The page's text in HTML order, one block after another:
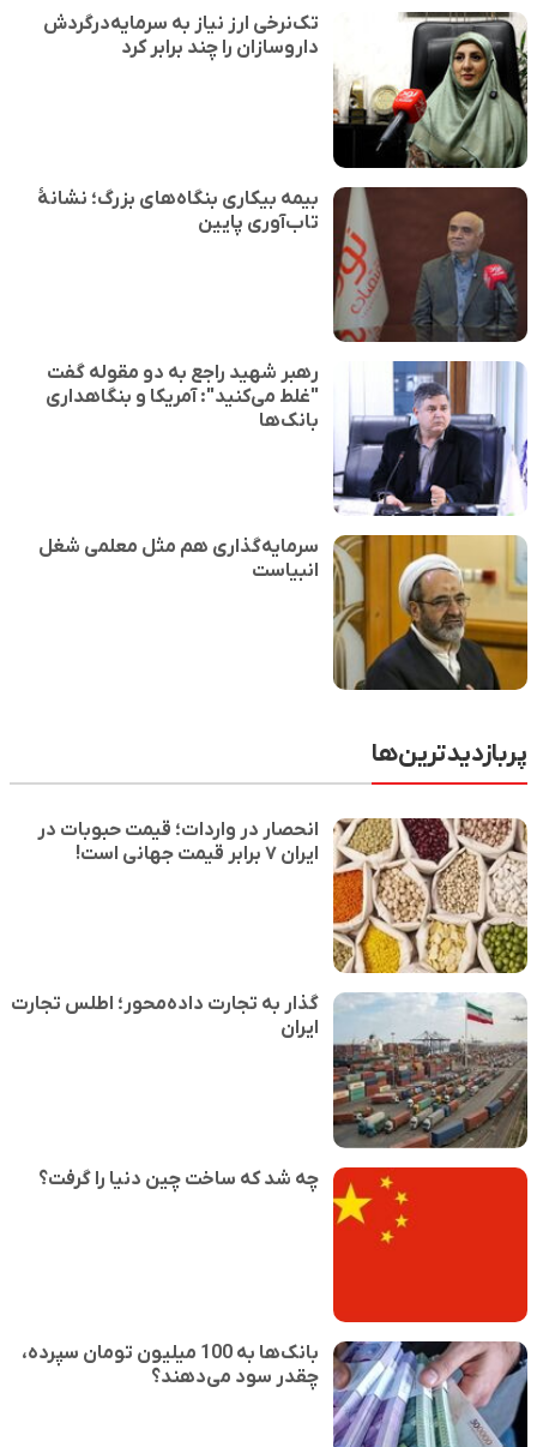
تک‌نرخی ارز نیاز به سرمایه‌درگردش
داروسازان را چند برابر کرد
بیمه بیکاری بنگاه‌های بزرگ؛ نشانهٔ
تاب‌آوری پایین
رهبر شهید راجع به دو مقوله گفت
"غلط می‌کنید": آمریکا و بنگاهداری
بانک‌ها
سرمایه‌گذاری هم مثل معلمی شغل
انبیاست
پربازدیدترین‌ها
انحصار در واردات؛ قیمت حبوبات در
ایران ۷ برابر قیمت جهانی است!
گذار به تجارت داده‌محور؛ اطلس تجارت
ایران
چه شد که ساخت چین دنیا را گرفت؟
بانک‌ها به 100 میلیون تومان سپرده،
چقدر سود می‌دهند؟